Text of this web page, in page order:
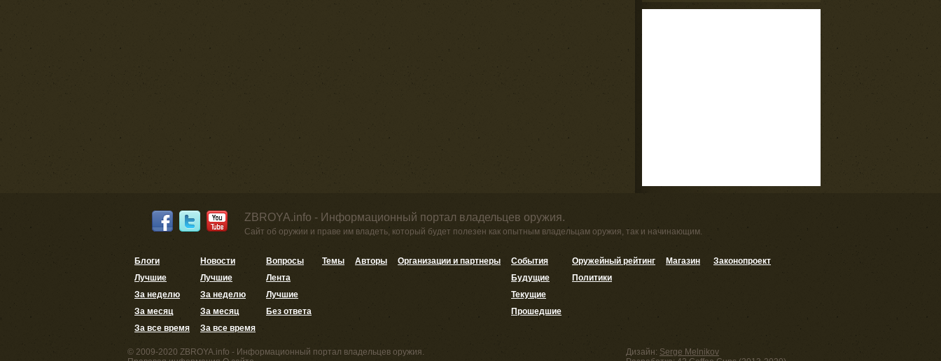
ZBROYA.info - Информационный портал владельцев оружия.
Сайт об оружии и праве им владеть, который будет полезен как опытным владельцам оружия, так и начинающим.
Блоги
Лучшие
За неделю
За месяц
За все время
Новости
Лучшие
За неделю
За месяц
За все время
Вопросы
Лента
Лучшие
Без ответа
Темы Авторы Организации и партнеры
События
Будущие
Текущие
Прошедшие
Оружейный рейтинг
Политики
Магазин Законопроект
© 2009-2020 ZBROYA.info - Информационный портал владельцев оружия.
Дизайн: Serge Melnikov